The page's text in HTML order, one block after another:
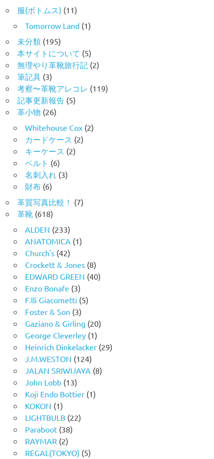
服(ボトムス) (11)
Tomorrow Land (1)
未分類 (195)
本サイトについて (5)
無理やり革靴旅行記 (2)
筆記具 (3)
考察〜革靴アレコレ (119)
記事更新報告 (5)
革小物 (26)
Whitehouse Cox (2)
カードケース (2)
キーケース (2)
ベルト (6)
名刺入れ (3)
財布 (6)
革質写真比較！ (7)
革靴 (618)
ALDEN (233)
ANATOMICA (1)
Church's (42)
Crockett & Jones (8)
EDWARD GREEN (40)
Enzo Bonafe (3)
F.lli Giacometti (5)
Foster & Son (3)
Gaziano & Girling (20)
George Cleverley (1)
Heinrich Dinkelacker (29)
J.M.WESTON (124)
JALAN SRIWIJAYA (8)
John Lobb (13)
Koji Endo Bottier (1)
KOKON (1)
LIGHTBULB (22)
Paraboot (38)
RAYMAR (2)
REGAL(TOKYO) (5)